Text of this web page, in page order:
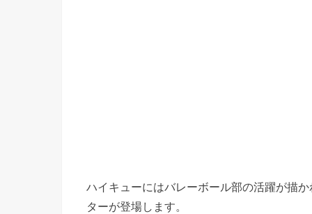
ハイキューにはバレーボール部の活躍が描
ターが登場します。